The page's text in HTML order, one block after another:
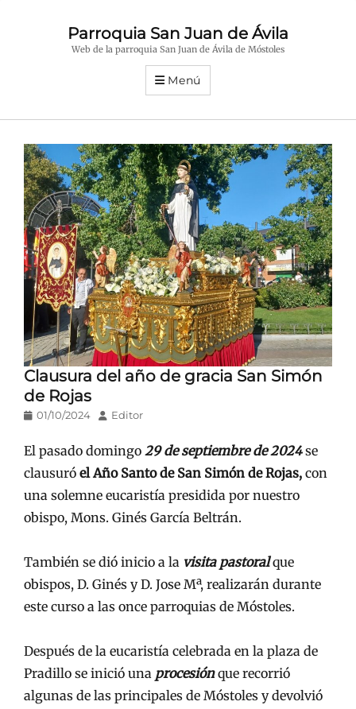
Parroquia San Juan de Ávila
Web de la parroquia San Juan de Ávila de Móstoles
Menú
Clausura del año de gracia San Simón
de Rojas
Publicado
01/10/2024 AutorEditor
El pasado domingo 29 de septiembre de 2024se
clausuró el Año Santo de San Simón de Rojas, con
una solemne eucaristía presidida por nuestro
obispo, Mons. Ginés García Beltrán.
También se dió inicio a la visita pastoralque
obispos, D. Ginés y D. Jose Mª, realizarán durante
este curso a las once parroquias de Móstoles.
Después de la eucaristía celebrada en la plaza de
Pradillo se inició una procesiónque recorrió
algunas de las principales de Móstoles y devolvió